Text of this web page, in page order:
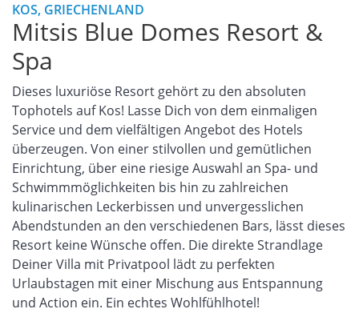
KOS, GRIECHENLAND
Mitsis Blue Domes Resort &
Spa
Dieses luxuriöse Resort gehört zu den absoluten
Tophotels auf Kos! Lasse Dich von dem einmaligen
Service und dem vielfältigen Angebot des Hotels
überzeugen. Von einer stilvollen und gemütlichen
Einrichtung, über eine riesige Auswahl an Spa- und
Schwimmmöglichkeiten bis hin zu zahlreichen
kulinarischen Leckerbissen und unvergesslichen
Abendstunden an den verschiedenen Bars, lässt dieses
Resort keine Wünsche offen. Die direkte Strandlage
Deiner Villa mit Privatpool lädt zu perfekten
Urlaubstagen mit einer Mischung aus Entspannung
und Action ein. Ein echtes Wohlfühlhotel!